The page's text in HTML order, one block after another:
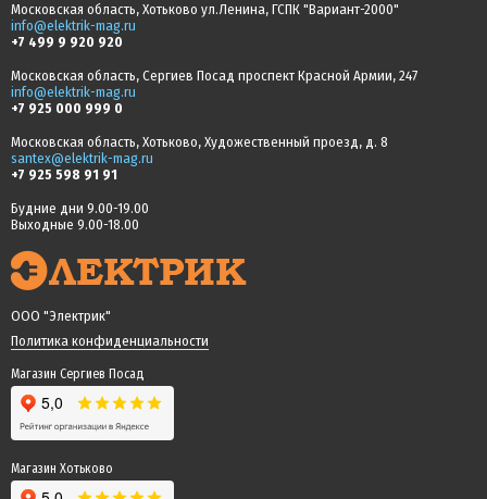
Московская область, Хотьково ул.Ленина, ГСПК "Вариант-2000"
info@elektrik-mag.ru
+7 499 9 920 920
Московская область, Сергиев Посад проспект Красной Армии, 247
info@elektrik-mag.ru
+7 925 000 999 0
Московская область, Хотьково, Художественный проезд, д. 8
santex@elektrik-mag.ru
+7 925 598 91 91
Будние дни 9.00-19.00
Выходные 9.00-18.00
ООО "Электрик"
Политика конфиденциальности
Магазин Сергиев Посад
Магазин Хотьково